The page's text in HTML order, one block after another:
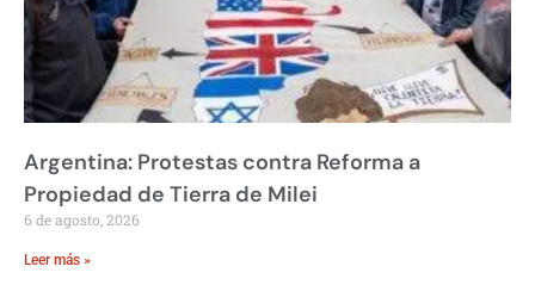
Argentina: Protestas contra Reforma a
Propiedad de Tierra de Milei
6 de agosto, 2026
Leer más »